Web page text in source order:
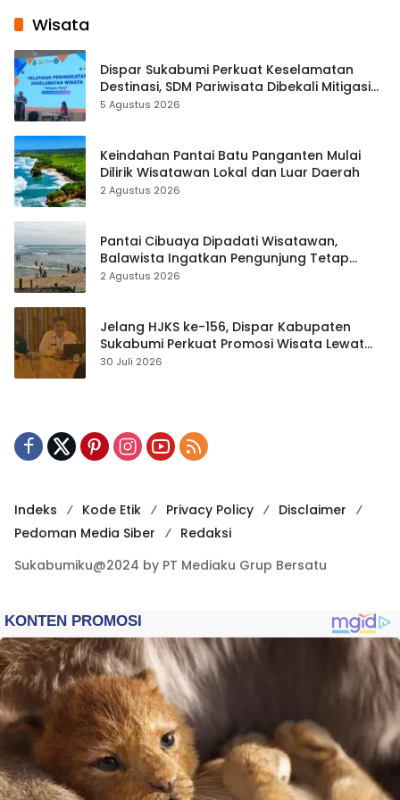
Wisata
Dispar Sukabumi Perkuat Keselamatan
Destinasi, SDM Pariwisata Dibekali Mitigasi
hingga Teknik Evakuasi
5 Agustus 2026
Keindahan Pantai Batu Panganten Mulai
Dilirik Wisatawan Lokal dan Luar Daerah
2 Agustus 2026
Pantai Cibuaya Dipadati Wisatawan,
Balawista Ingatkan Pengunjung Tetap
Waspada
2 Agustus 2026
Jelang HJKS ke-156, Dispar Kabupaten
Sukabumi Perkuat Promosi Wisata Lewat
Publikasi Digital
30 Juli 2026
Indeks Kode Etik Privacy Policy
Disclaimer
Pedoman Media Siber
Redaksi
Sukabumiku@2024 by PT Mediaku Grup Bersatu